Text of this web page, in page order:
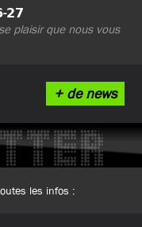
𝟮𝟳
plaisir que nous vous
+ de news
les infos :